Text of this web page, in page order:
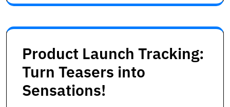
Product Launch Tracking:
Turn Teasers into
Sensations!